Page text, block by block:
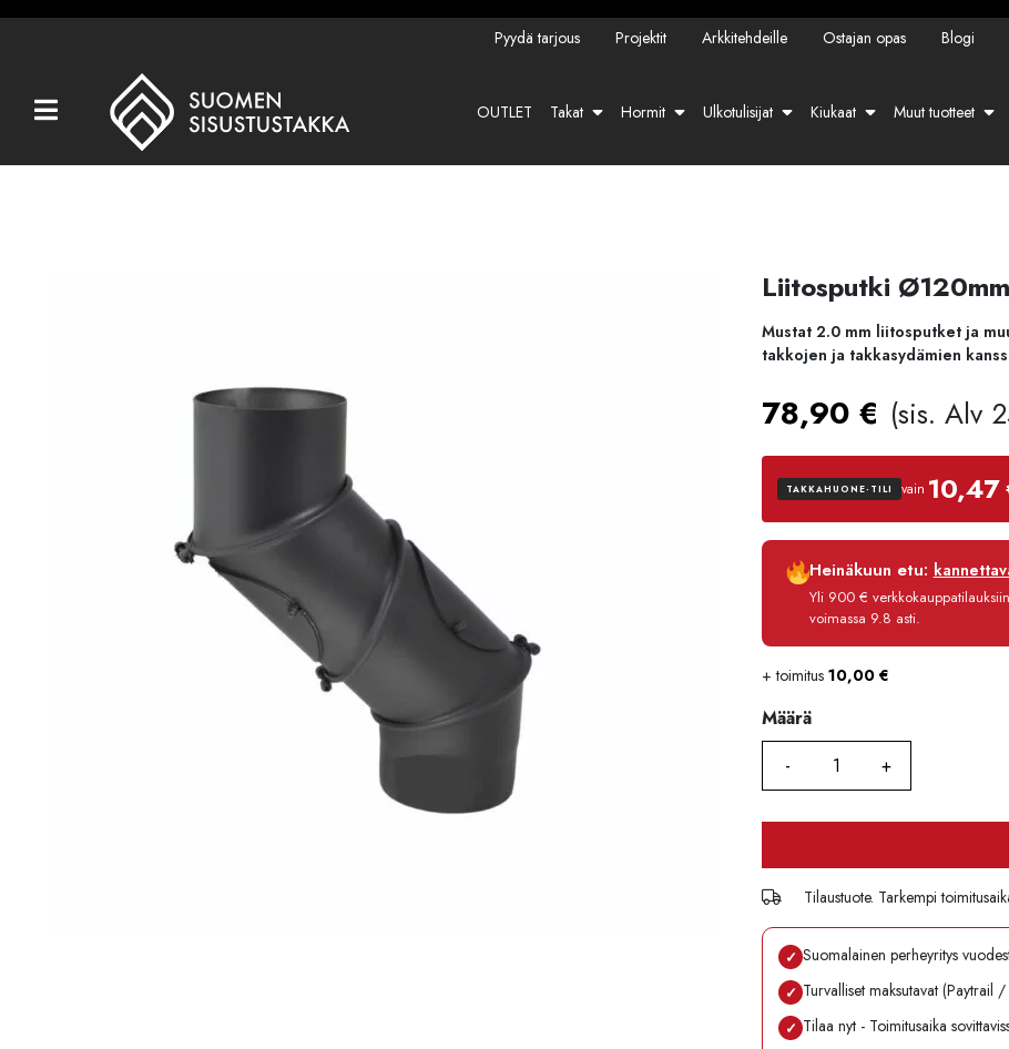
Kaikki tuotteet
Pyydä tarjous Projektit Arkkitehdeille Ostajan opas Blogi
OUTLET Takat Hormit Ulkotulisijat Kiukaat Muut tuotteet
Liitosputki
Mustat 2.0 mm liitosputket ja
takkojen ja takkasydämien
78,90 € (sis. Alv
TAKKAHUONE-TILI vain 10,47
Luottoaika
Korko
Käsittelymaksu
Heinäkuun etu:
Yli 900 €
voimassa 9.8 asti.
+ toimitus 10,00 €
Määrä
Määrä
Tilaustuote. Tarkempi
✓ Suomalainen perheyritys
✓ Turvalliset maksutavat (Paytrail
✓ Tilaa nyt - Toimitusaika